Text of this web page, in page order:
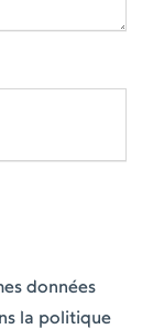
données
la politique